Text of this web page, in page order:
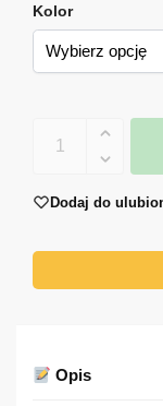
Kolor
Dodaj do
Opis